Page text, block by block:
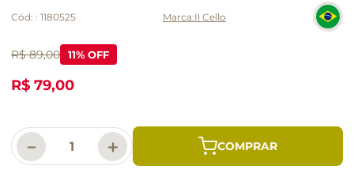
Cód: : 1180525 Il Cello
R$ 89,00 11% OFF
R$ 79,00
＋
－